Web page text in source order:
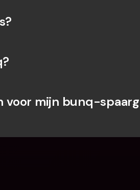
voor mijn bunq-